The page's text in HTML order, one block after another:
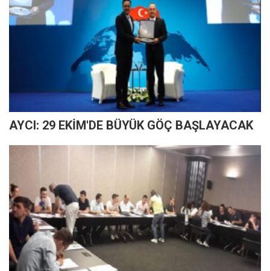
AYCI: 29 EKİM'DE BÜYÜK GÖÇ BAŞLAYACAK